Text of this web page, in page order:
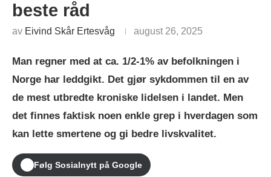
beste råd
av Eivind Skår Ertesvåg august 26, 2025
Man regner med at ca. 1/2-1% av befolkningen i
Norge har leddgikt. Det gjør sykdommen til en av
de mest utbredte kroniske lidelsen i landet. Men
det finnes faktisk noen enkle grep i hverdagen som
kan lette smertene og gi bedre livskvalitet.
Følg Sosialnytt på Google